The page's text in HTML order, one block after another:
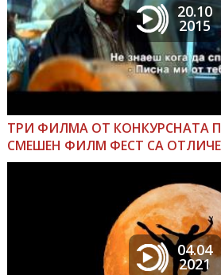
20.10
2015
ТРИ ФИЛМА ОТ КОНКУРСНАТА
СМЕШЕН ФИЛМ ФЕСТ СА
04.04
2021